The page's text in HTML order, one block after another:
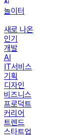
놀이터
새로 나온
인기
개발
AI
IT서비스
기획
디자인
비즈니스
프로덕트
커리어
트렌드
스타트업